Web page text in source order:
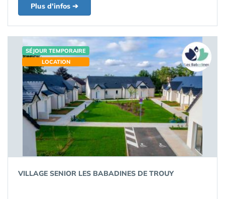
Plus d'infos ➔
SÉJOUR TEMPORAIRE
LOCATION
VILLAGE SENIOR LES BABADINES DE TROUY